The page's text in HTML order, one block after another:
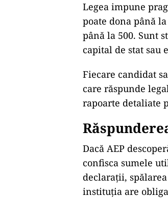
Legea impune
poate dona până
până la 500. Sunt
capital de stat sau
Fiecare candidat
care răspunde
rapoarte detaliate
Dacă AEP
confisca sumele
declarații,
instituția are